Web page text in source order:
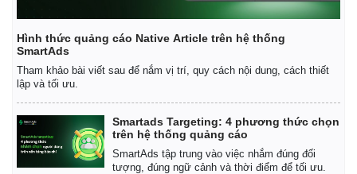
Hình thức quảng cáo Native Article trên hệ thống
SmartAds
Tham khảo bài viết sau để nắm vị trí, quy cách nội dung, cách thiết
lập và tối ưu.
Smartads Targeting: 4 phương thức chọn
trên hệ thống quảng cáo
SmartAds tập trung vào việc nhắm đúng đối
tượng, đúng ngữ cảnh và thời điểm để tối ưu.